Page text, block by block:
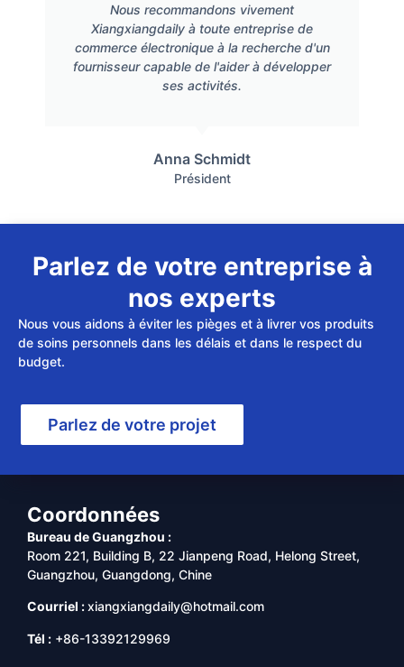
Nous recommandons vivement
Xiangxiangdaily à toute entreprise de
commerce électronique à la recherche d'un
fournisseur capable de l'aider à développer
ses activités.
Anna Schmidt
Président
Parlez de votre entreprise à
nos experts
Nous vous aidons à éviter les pièges et à livrer vos produits
de soins personnels dans les délais et dans le respect du
budget.
Parlez de votre projet
Coordonnées
Bureau de Guangzhou :
Room 221, Building B, 22 Jianpeng Road, Helong Street,
Guangzhou, Guangdong, Chine
Courriel :xiangxiangdaily@hotmail.com
Tél : +86-13392129969